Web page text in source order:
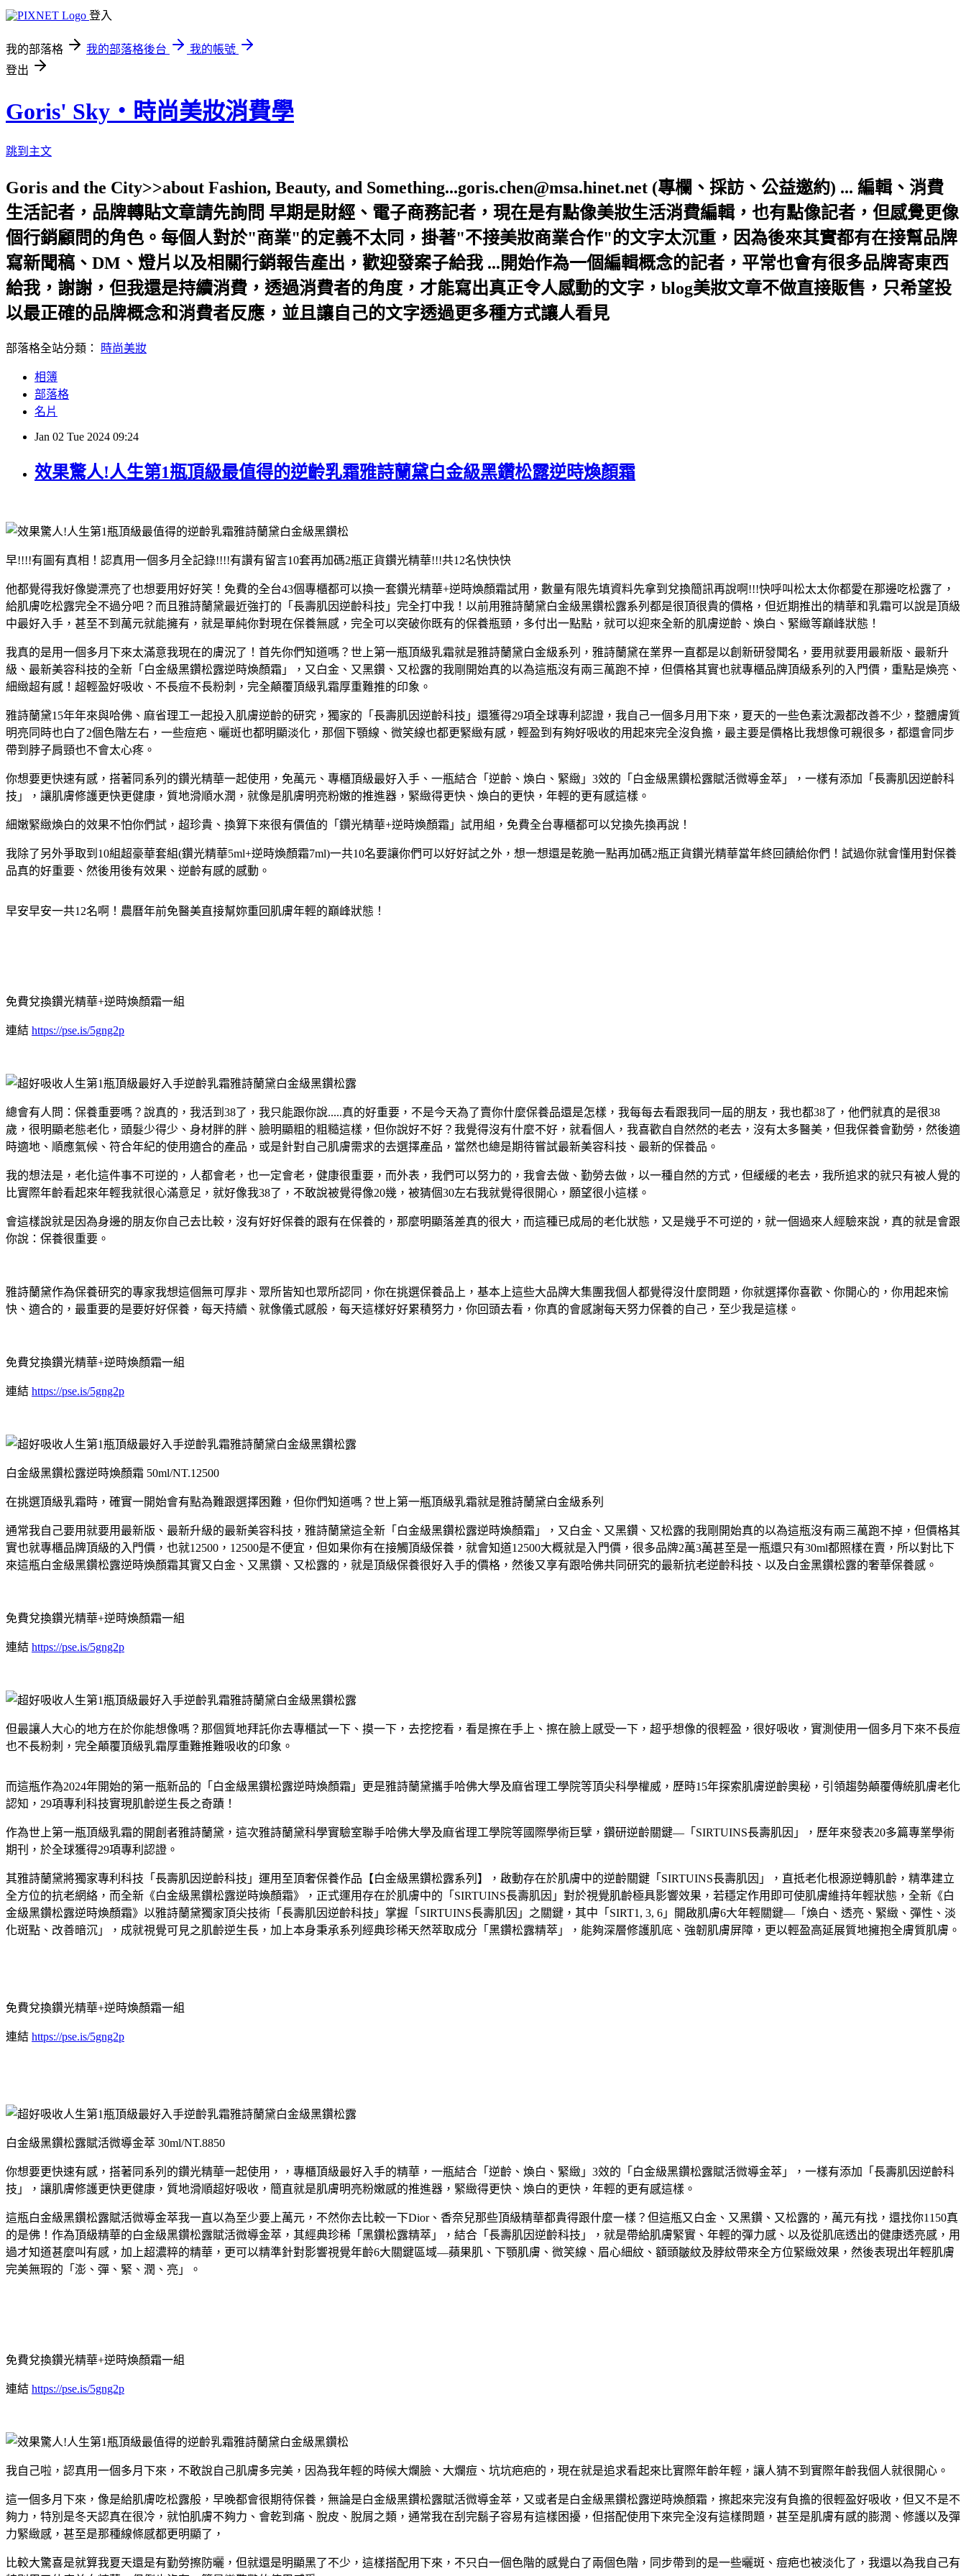
登入
我的部落格 我的部落格後台
我的帳號
登出
Goris' Sky‧時尚美妝消費學
跳到主文
Goris and the City>>about Fashion, Beauty, and Something...goris.chen@msa.hinet.net (專欄、採訪、公益邀約) ... 編輯、消費
生活記者，品牌轉貼文章請先詢問 早期是財經、電子商務記者，現在是有點像美妝生活消費編輯，也有點像記者，但感覺更像
個行銷顧問的角色。每個人對於"商業"的定義不太同，掛著"不接美妝商業合作"的文字太沉重，因為後來其實都有在接幫品牌
寫新聞稿、DM、燈片以及相關行銷報告產出，歡迎發案子給我 ...開始作為一個編輯概念的記者，平常也會有很多品牌寄東西
給我，謝謝，但我還是持續消費，透過消費者的角度，才能寫出真正令人感動的文字，blog美妝文章不做直接販售，只希望投
以最正確的品牌概念和消費者反應，並且讓自己的文字透過更多種方式讓人看見
部落格全站分類： 時尚美妝
相簿
部落格
名片
Jan 02 Tue 2024 09:24
效果驚人!人生第1瓶頂級最值得的逆齡乳霜雅詩蘭黛白金級黑鑽松露逆時煥顏霜
早!!!!有圖有真相！認真用一個多月全記錄!!!!有讚有留言10套再加碼2瓶正貨鑽光精華!!!共12名快快快
他都覺得我好像變漂亮了也想要用好好笑！免費的全台43個專櫃都可以換一套鑽光精華+逆時煥顏霜試用，數量有限先填資料先拿到兌換簡訊再說啊!!!快呼叫松太太你都愛在那邊吃松露了，
給肌膚吃松露完全不過分吧？而且雅詩蘭黛最近強打的「長壽肌因逆齡科技」完全打中我！以前用雅詩蘭黛白金級黑鑽松露系列都是很頂很貴的價格，但近期推出的精華和乳霜可以說是頂級
中最好入手，甚至不到萬元就能擁有，就是單純你對現在保養無感，完全可以突破你既有的保養瓶頸，多付出一點點，就可以迎來全新的肌膚逆齡、煥白、緊緻等巔峰狀態！
我真的是用一個多月下來太滿意我現在的膚況了！首先你們知道嗎？世上第一瓶頂級乳霜就是雅詩蘭黛白金級系列，雅詩蘭黛在業界一直都是以創新研發聞名，要用就要用最新版、最新升
級、最新美容科技的全新「白金級黑鑽松露逆時煥顏霜」，又白金、又黑鑽、又松露的我剛開始真的以為這瓶沒有兩三萬跑不掉，但價格其實也就專櫃品牌頂級系列的入門價，重點是煥亮、
細緻超有感！超輕盈好吸收、不長痘不長粉刺，完全顛覆頂級乳霜厚重難推的印象。
雅詩蘭黛15年年來與哈佛、麻省理工一起投入肌膚逆齡的研究，獨家的「長壽肌因逆齡科技」還獲得29項全球專利認證，我自己一個多月用下來，夏天的一些色素沈澱都改善不少，整體膚質
明亮同時也白了2個色階左右，一些痘疤、曬斑也都明顯淡化，那個下顎線、微笑線也都更緊緻有感，輕盈到有夠好吸收的用起來完全沒負擔，最主要是價格比我想像可親很多，都還會同步
帶到脖子肩頸也不會太心疼。
你想要更快速有感，搭著同系列的鑽光精華一起使用，免萬元、專櫃頂級最好入手、一瓶結合「逆齡、煥白、緊緻」3效的「白金級黑鑽松露賦活微導金萃」，一樣有添加「長壽肌因逆齡科
技」，讓肌膚修護更快更健康，質地滑順水潤，就像是肌膚明亮粉嫩的推進器，緊緻得更快、煥白的更快，年輕的更有感這樣。
細嫩緊緻煥白的效果不怕你們試，超珍貴、換算下來很有價值的「鑽光精華+逆時煥顏霜」試用組，免費全台專櫃都可以兌換先換再說！
我除了另外爭取到10組超豪華套組(鑽光精華5ml+逆時煥顏霜7ml)一共10名要讓你們可以好好試之外，想一想還是乾脆一點再加碼2瓶正貨鑽光精華當年終回饋給你們！試過你就會懂用對保養
品真的好重要、然後用後有效果、逆齡有感的感動。
早安早安一共12名啊！農曆年前免醫美直接幫妳重回肌膚年輕的巔峰狀態！
免費兌換鑽光精華+逆時煥顏霜一組
連結 https://pse.is/5gng2p
總會有人問：保養重要嗎？說真的，我活到38了，我只能跟你說.....真的好重要，不是今天為了賣你什麼保養品還是怎樣，我每每去看跟我同一屆的朋友，我也都38了，他們就真的是很38
歲，很明顯老態老化，頭髮少得少、身材胖的胖、臉明顯粗的粗糙這樣，但你說好不好？我覺得沒有什麼不好，就看個人，我喜歡自自然然的老去，沒有太多醫美，但我保養會勤勞，然後適
時適地、順應氣候、符合年紀的使用適合的產品，或是針對自己肌膚需求的去選擇產品，當然也總是期待嘗試最新美容科技、最新的保養品。
我的想法是，老化這件事不可逆的，人都會老，也一定會老，健康很重要，而外表，我們可以努力的，我會去做、勤勞去做，以一種自然的方式，但緩緩的老去，我所追求的就只有被人覺的
比實際年齡看起來年輕我就很心滿意足，就好像我38了，不敢說被覺得像20幾，被猜個30左右我就覺得很開心，願望很小這樣。
會這樣說就是因為身邊的朋友你自己去比較，沒有好好保養的跟有在保養的，那麼明顯落差真的很大，而這種已成局的老化狀態，又是幾乎不可逆的，就一個過來人經驗來說，真的就是會跟
你說：保養很重要。
雅詩蘭黛作為保養研究的專家我想這個無可厚非、眾所皆知也眾所認同，你在挑選保養品上，基本上這些大品牌大集團我個人都覺得沒什麼問題，你就選擇你喜歡、你開心的，你用起來愉
快、適合的，最重要的是要好好保養，每天持續、就像儀式感般，每天這樣好好累積努力，你回頭去看，你真的會感謝每天努力保養的自己，至少我是這樣。
免費兌換鑽光精華+逆時煥顏霜一組
連結 https://pse.is/5gng2p
白金級黑鑽松露逆時煥顏霜 50ml/NT.12500
在挑選頂級乳霜時，確實一開始會有點為難跟選擇困難，但你們知道嗎？世上第一瓶頂級乳霜就是雅詩蘭黛白金級系列
通常我自己要用就要用最新版、最新升級的最新美容科技，雅詩蘭黛這全新「白金級黑鑽松露逆時煥顏霜」，又白金、又黑鑽、又松露的我剛開始真的以為這瓶沒有兩三萬跑不掉，但價格其
實也就專櫃品牌頂級的入門價，也就12500，12500是不便宜，但如果你有在接觸頂級保養，就會知道12500大概就是入門價，很多品牌2萬3萬甚至是一瓶還只有30ml都照樣在賣，所以對比下
來這瓶白金級黑鑽松露逆時煥顏霜其實又白金、又黑鑽、又松露的，就是頂級保養很好入手的價格，然後又享有跟哈佛共同研究的最新抗老逆齡科技、以及白金黑鑽松露的奢華保養感。
免費兌換鑽光精華+逆時煥顏霜一組
連結 https://pse.is/5gng2p
但最讓人大心的地方在於你能想像嗎？那個質地拜託你去專櫃試一下、摸一下，去挖挖看，看是擦在手上、擦在臉上感受一下，超乎想像的很輕盈，很好吸收，實測使用一個多月下來不長痘
也不長粉刺，完全顛覆頂級乳霜厚重難推難吸收的印象。
而這瓶作為2024年開始的第一瓶新品的「白金級黑鑽松露逆時煥顏霜」更是雅詩蘭黛攜手哈佛大學及麻省理工學院等頂尖科學權威，歷時15年探索肌膚逆齡奧秘，引領趨勢顛覆傳統肌膚老化
認知，29項專利科技實現肌齡逆生長之奇蹟！
作為世上第一瓶頂級乳霜的開創者雅詩蘭黛，這次雅詩蘭黛科學實驗室聯手哈佛大學及麻省理工學院等國際學術巨擘，鑽研逆齡關鍵—「SIRTUINS長壽肌因」，歷年來發表20多篇專業學術
期刊，於全球獲得29項專利認證。
其雅詩蘭黛將獨家專利科技「長壽肌因逆齡科技」運用至頂奢保養作品【白金級黑鑽松露系列】，啟動存在於肌膚中的逆齡關鍵「SIRTUINS長壽肌因」，直抵老化根源逆轉肌齡，精準建立
全方位的抗老網絡，而全新《白金級黑鑽松露逆時煥顏霜》，正式運用存在於肌膚中的「SIRTUINS長壽肌因」對於視覺肌齡極具影響效果，若穩定作用即可使肌膚維持年輕狀態，全新《白
金級黑鑽松露逆時煥顏霜》以雅詩蘭黛獨家頂尖技術「長壽肌因逆齡科技」掌握「SIRTUINS長壽肌因」之關鍵，其中「SIRT1, 3, 6」開啟肌膚6大年輕關鍵—「煥白、透亮、緊緻、彈性、淡
化斑點、改善暗沉」，成就視覺可見之肌齡逆生長，加上本身秉承系列經典珍稀天然萃取成分「黑鑽松露精萃」，能夠深層修護肌底、強韌肌膚屏障，更以輕盈高延展質地擁抱全膚質肌膚。
免費兌換鑽光精華+逆時煥顏霜一組
連結 https://pse.is/5gng2p
白金級黑鑽松露賦活微導金萃 30ml/NT.8850
你想要更快速有感，搭著同系列的鑽光精華一起使用，，專櫃頂級最好入手的精華，一瓶結合「逆齡、煥白、緊緻」3效的「白金級黑鑽松露賦活微導金萃」，一樣有添加「長壽肌因逆齡科
技」，讓肌膚修護更快更健康，質地滑順超好吸收，簡直就是肌膚明亮粉嫩感的推進器，緊緻得更快、煥白的更快，年輕的更有感這樣。
這瓶白金級黑鑽松露賦活微導金萃我一直以為至少要上萬元，不然你去比較一下Dior、香奈兒那些頂級精華都貴得跟什麼一樣？但這瓶又白金、又黑鑽、又松露的，萬元有找，還找你1150真
的是佛！作為頂級精華的白金級黑鑽松露賦活微導金萃，其經典珍稀「黑鑽松露精萃」，結合「長壽肌因逆齡科技」，就是帶給肌膚緊實、年輕的彈力感、以及從肌底透出的健康透亮感，用
過才知道甚麼叫有感，加上超濃粹的精華，更可以精準針對影響視覺年齡6大關鍵區域—蘋果肌、下顎肌膚、微笑線、眉心細紋、額頭皺紋及脖紋帶來全方位緊緻效果，然後表現出年輕肌膚
完美無瑕的「澎、彈、緊、潤、亮」。
免費兌換鑽光精華+逆時煥顏霜一組
連結 https://pse.is/5gng2p
我自己啦，認真用一個多月下來，不敢說自己肌膚多完美，因為我年輕的時候大爛臉、大爛痘、坑坑疤疤的，現在就是追求看起來比實際年齡年輕，讓人猜不到實際年齡我個人就很開心。
這一個多月下來，像是給肌膚吃松露般，早晚都會很期待保養，無論是白金級黑鑽松露賦活微導金萃，又或者是白金級黑鑽松露逆時煥顏霜，擦起來完沒有負擔的很輕盈好吸收，但又不是不
夠力，特別是冬天認真在很冷，就怕肌膚不夠力、會乾到痛、脫皮、脫屑之類，通常我在刮完鬍子容易有這樣困擾，但搭配使用下來完全沒有這樣問題，甚至是肌膚有感的膨潤、修護以及彈
力緊緻感，甚至是那種線條感都更明顯了，
比較大驚喜是就算我夏天還是有勤勞擦防曬，但就還是明顯黑了不少，這樣搭配用下來，不只白一個色階的感覺白了兩個色階，同步帶到的是一些曬斑、痘疤也被淡化了，我還以為我自己有